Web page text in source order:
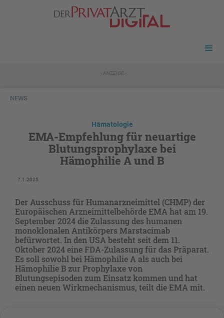
- ANZEIGE -
NEWS
Hämatologie
EMA-Empfehlung für neuartige
Blutungsprophylaxe bei
Hämophilie A und B
7.1.2025
Der Ausschuss für Humanarzneimittel (CHMP) der
Europäischen Arzneimittelbehörde EMA hat am 19.
September 2024 die Zulassung des humanen
monoklonalen Antikörpers Marstacimab
befürwortet. In den USA besteht seit dem 11.
Oktober 2024 eine FDA-Zulassung für das Präparat.
Es soll sowohl bei Hämophilie A als auch bei
Hämophilie B zur Prophylaxe von
Blutungsepisoden zum Einsatz kommen und hat
einen neuen Wirkmechanismus, teilt die EMA mit.